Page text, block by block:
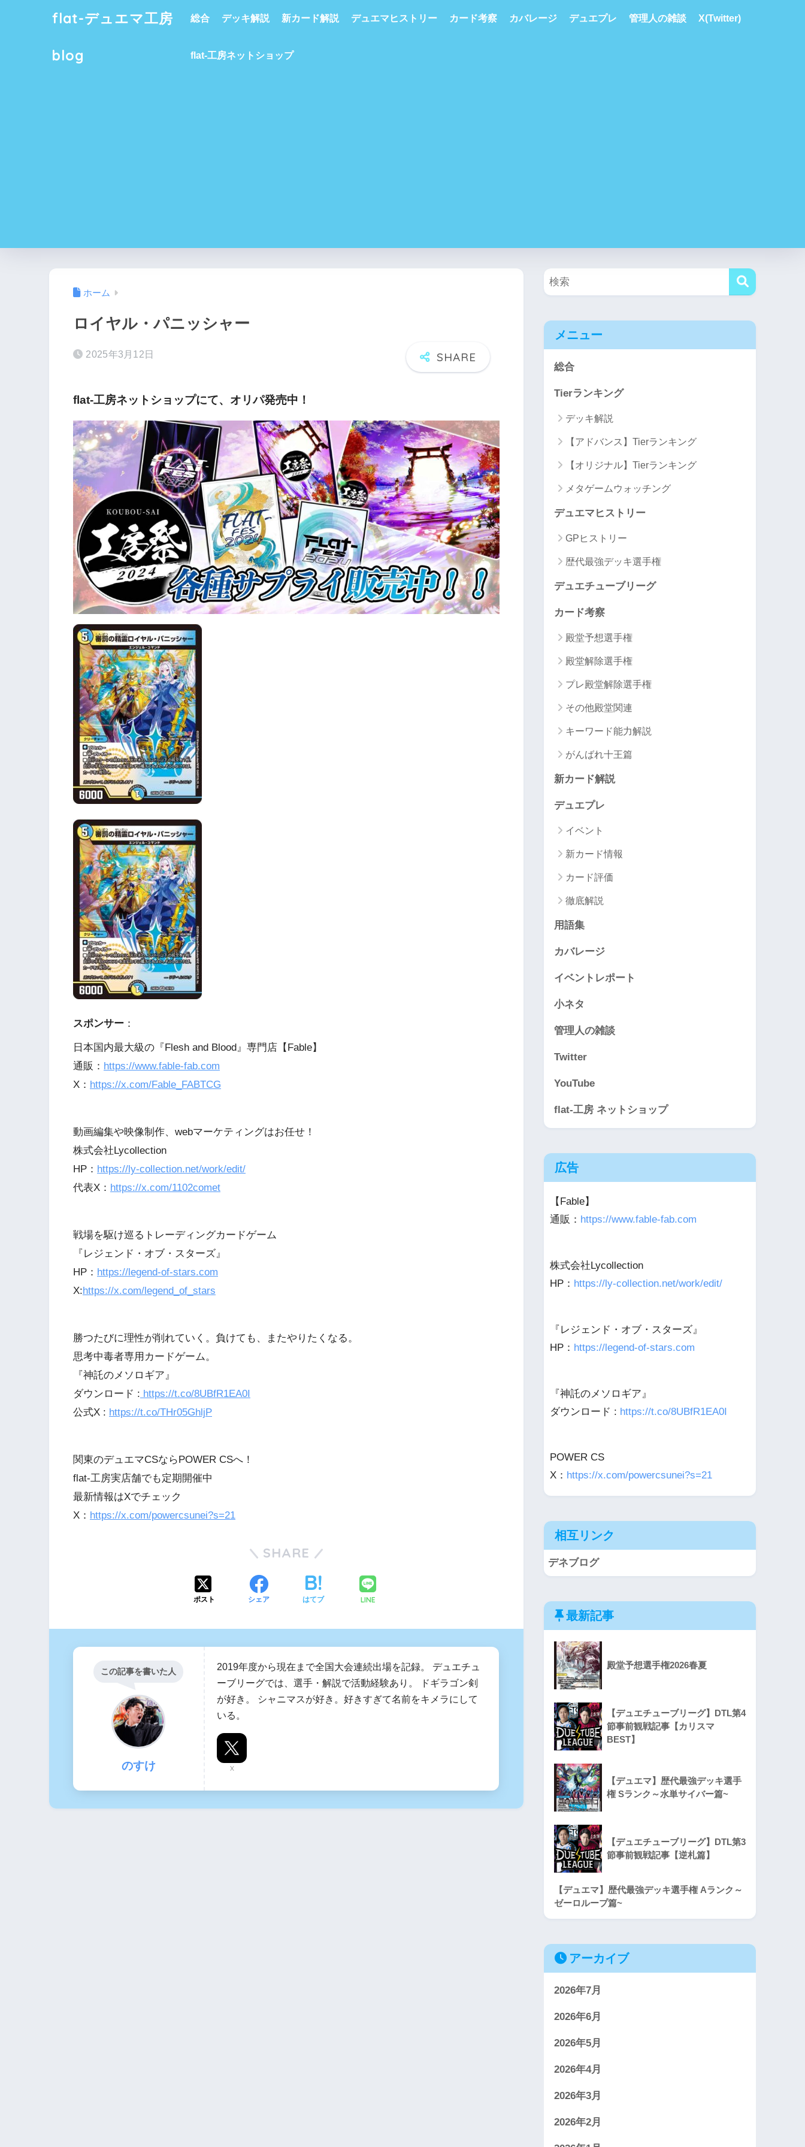
flat-デュエマ工房
blog
総合 デッキ解説 新カード解説 デュエマヒストリー カード考察 カバレージ デュエプレ 管理人の雑談 X(Twitter)
flat-工房ネットショップ
ホーム
ロイヤル・パニッシャー
2025年3月12日
flat-工房ネットショップにて、オリパ発売中！
スポンサー ：
日本国内最大級の『Flesh and Blood』専門店【Fable】
通販： https://www.fable-fab.com
X： https://x.com/Fable_FABTCG
動画編集や映像制作、webマーケティングはお任せ！
株式会社Lycollection
HP： https://ly-collection.net/work/edit/
代表X： https://x.com/1102comet
戦場を駆け巡るトレーディングカードゲーム
『レジェンド・オブ・スターズ』
HP： https://legend-of-stars.com
X:https://x.com/legend_of_stars
勝つたびに理性が削れていく。負けても、またやりたくなる。
思考中毒者専用カードゲーム。
『神託のメソロギア』
ダウンロード : https://t.co/8UBfR1EA0I
公式X : https://t.co/THr05GhljP
関東のデュエマCSならPOWER CSへ！
flat-工房実店舗でも定期開催中
最新情報はXでチェック
X： https://x.com/powercsunei?s=21
SHARE
ポスト シェア はてブ LINE
この記事を書いた人
のすけ
2019年度から現在まで全国大会連続出場を記録。 デュエチュ
ーブリーグでは、選手・解説で活動経験あり。 ドギラゴン剣
が好き。 シャニマスが好き。好きすぎて名前をキメラにして
いる。
X
メニュー
総合
Tierランキング
デッキ解説
【アドバンス】Tierランキング
【オリジナル】Tierランキング
メタゲームウォッチング
デュエマヒストリー
GPヒストリー
歴代最強デッキ選手権
デュエチューブリーグ
カード考察
殿堂予想選手権
殿堂解除選手権
プレ殿堂解除選手権
その他殿堂関連
キーワード能力解説
がんばれ十王篇
新カード解説
デュエプレ
イベント
新カード情報
カード評価
徹底解説
用語集
カバレージ
イベントレポート
小ネタ
管理人の雑談
Twitter
YouTube
flat-工房 ネットショップ
広告
【Fable】
通販： https://www.fable-fab.com
株式会社Lycollection
HP： https://ly-collection.net/work/edit/
『レジェンド・オブ・スターズ』
HP： https://legend-of-stars.com
『神託のメソロギア』
ダウンロード : https://t.co/8UBfR1EA0I
POWER CS
X： https://x.com/powercsunei?s=21
相互リンク
デネブログ
最新記事
殿堂予想選手権2026春夏
【デュエチューブリーグ】DTL第4
節事前観戦記事【カリスマ
BEST】
【デュエマ】歴代最強デッキ選手
権 Sランク～水単サイバー篇~
【デュエチューブリーグ】DTL第3
節事前観戦記事【逆札篇】
【デュエマ】歴代最強デッキ選手権 Aランク～
ゼーロループ篇~
アーカイブ
2026年7月
2026年6月
2026年5月
2026年4月
2026年3月
2026年2月